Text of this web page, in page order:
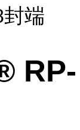
端
RP-